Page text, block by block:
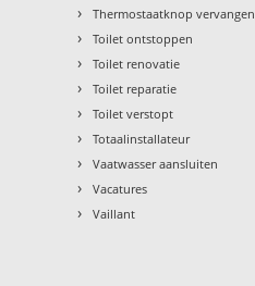
› Thermostaatknop vervangen
› Toilet ontstoppen
› Toilet renovatie
› Toilet reparatie
› Toilet verstopt
› Totaalinstallateur
› Vaatwasser aansluiten
› Vacatures
› Vaillant